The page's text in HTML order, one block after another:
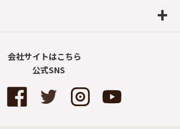
+
会社サイトはこちら
公式SNS